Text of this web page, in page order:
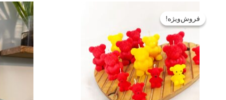
فروش‌ویژه!
فروش‌ویژه!
بود.